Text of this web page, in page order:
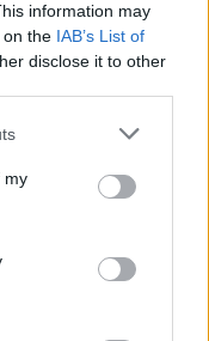
information may
on the IAB’s List of
disclose it to other
or more Google
You may click to
third-party tags to
in below Google
my
accoglienza